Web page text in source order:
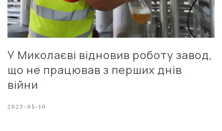
У Миколаєві відновив роботу завод,
що не працював з перших днів
війни
2023-05-10